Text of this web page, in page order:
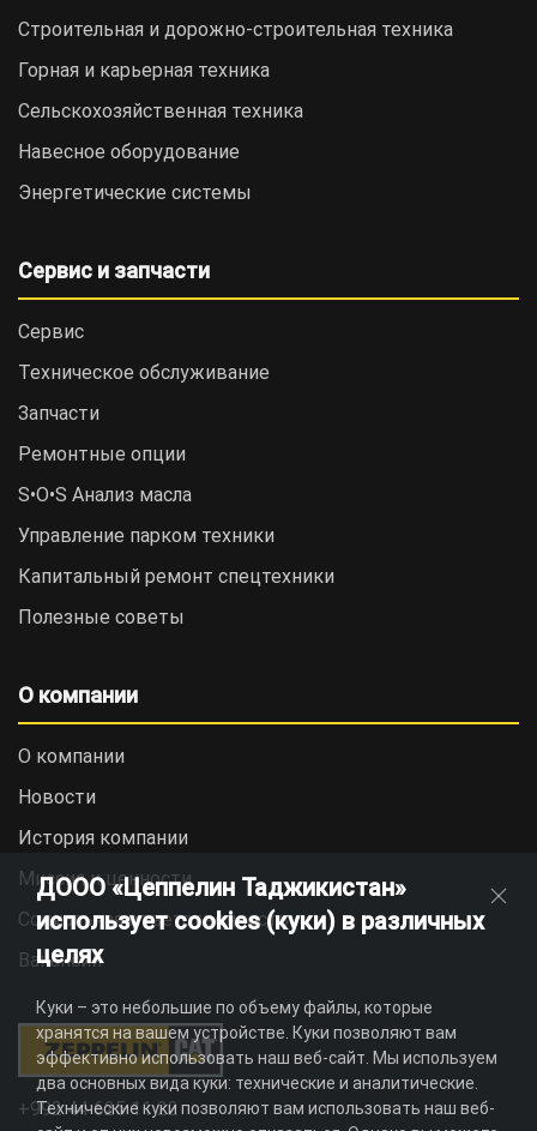
Строительная и дорожно-cтроительная техника
Горная и карьерная техника
Сельскохозяйственная техника
Навесное оборудование
Энергетические системы
Сервис и запчасти
Сервис
Техническое обслуживание
Запчасти
Ремонтные опции
S•O•S Анализ масла
Управление парком техники
Капитальный ремонт спецтехники
Полезные советы
О компании
О компании
Новости
История компании
Миссия и ценности
Социальная ответственность
Вакансии
+992 44 625 11 22
ДООО «Цеппелин Таджикистан»
использует cookies (куки) в различных
целях
Куки – это небольшие по объему файлы, которые
хранятся на вашем устройстве. Куки позволяют вам
эффективно использовать наш веб-сайт. Мы используем
два основных вида куки: технические и аналитические.
Технические куки позволяют вам использовать наш веб-